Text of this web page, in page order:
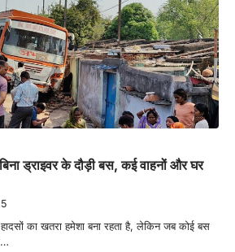
ड्राइवर के दौड़ी बस, कई वाहनों और घर
का खतरा हमेशा बना रहता है, लेकिन जब कोई बस